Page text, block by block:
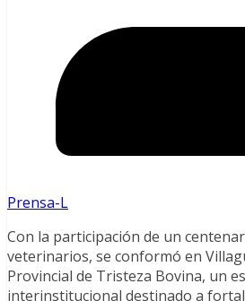
Prensa-L
Con la participación de un
veterinarios, se conformó en
Provincial de Tristeza Bovina, un
interinstitucional destinado a